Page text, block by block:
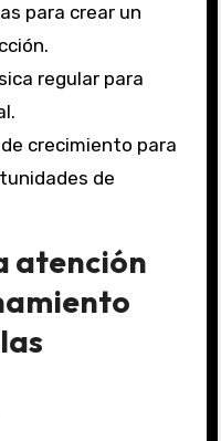
para crear un
regular para
crecimiento para
de
atención